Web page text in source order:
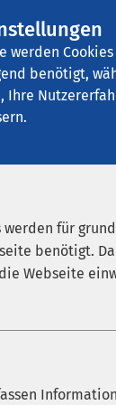
werden
benötigt,
Ihre
werden für
benötigt.
Webseite
Ratzeburg
und